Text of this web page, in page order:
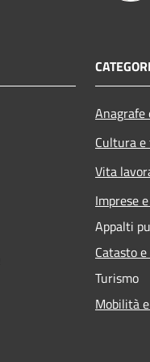
Cultura
Vita
Imprese
Appalti
Catasto
Turismo
Mobilità